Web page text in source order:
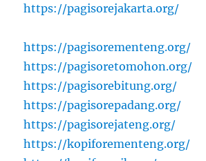
https://pagisorejakarta.org/
https://pagisorementeng.org/
https://pagisoretomohon.org/
https://pagisorebitung.org/
https://pagisorepadang.org/
https://pagisorejateng.org/
https://kopiforementeng.org/